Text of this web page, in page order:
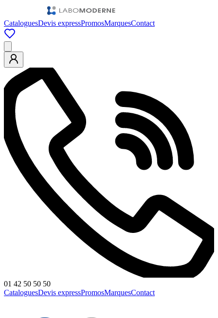
CataloguesDevis expressPromosMarquesContact
01 42 50 50 50
CataloguesDevis expressPromosMarquesContact